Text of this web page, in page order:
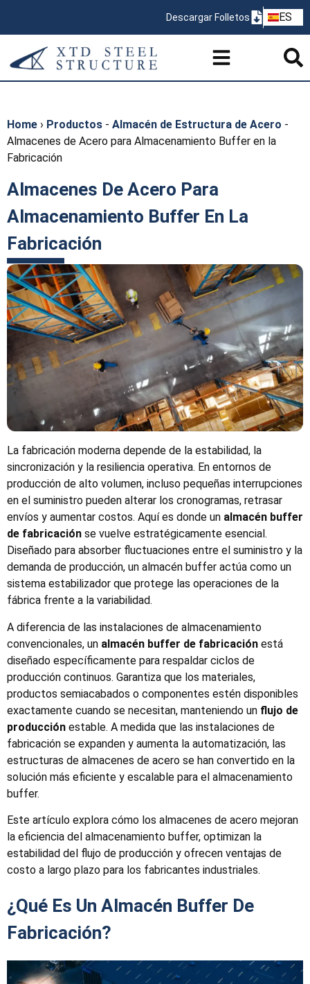
Descargar Folletos ES
PT
Home › Productos - Almacén de Estructura de Acero -
Almacenes de Acero para Almacenamiento Buffer en la
Fabricación
Almacenes De Acero Para
Almacenamiento Buffer En La
Fabricación
La fabricación moderna depende de la estabilidad, la
sincronización y la resiliencia operativa. En entornos de
producción de alto volumen, incluso pequeñas interrupciones
en el suministro pueden alterar los cronogramas, retrasar
envíos y aumentar costos. Aquí es donde un almacén buffer
de fabricación se vuelve estratégicamente esencial.
Diseñado para absorber fluctuaciones entre el suministro y la
demanda de producción, un almacén buffer actúa como un
sistema estabilizador que protege las operaciones de la
fábrica frente a la variabilidad.
A diferencia de las instalaciones de almacenamiento
convencionales, un almacén buffer de fabricación está
diseñado específicamente para respaldar ciclos de
producción continuos. Garantiza que los materiales,
productos semiacabados o componentes estén disponibles
exactamente cuando se necesitan, manteniendo un flujo de
producción estable. A medida que las instalaciones de
fabricación se expanden y aumenta la automatización, las
estructuras de almacenes de acero se han convertido en la
solución más eficiente y escalable para el almacenamiento
buffer.
Este artículo explora cómo los almacenes de acero mejoran
la eficiencia del almacenamiento buffer, optimizan la
estabilidad del flujo de producción y ofrecen ventajas de
costo a largo plazo para los fabricantes industriales.
¿Qué Es Un Almacén Buffer De
Fabricación?